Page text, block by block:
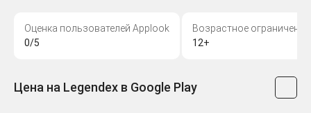
Оценка пользователей Applook
0/5
Возрастное ограничение
12+
Цена на Legendex в Google Play